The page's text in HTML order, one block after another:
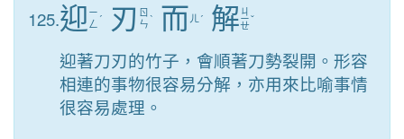
125.迎 ㄧ
ㄥ ˊ 刃 ㄖ
ㄣˋ 而 ㄦ ˊ 解 ㄐ
ㄧ
ㄝ
ˇ
迎著刀刃的竹子，會順著刀勢裂開。形容
相連的事物很容易分解，亦用來比喻事情
很容易處理。